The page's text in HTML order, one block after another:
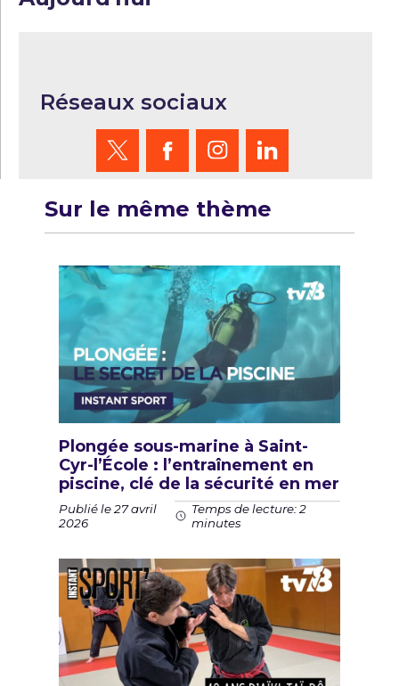
Réseaux sociaux
Sur le même thème
Plongée sous-marine à Saint-
Cyr-l’École : l’entraînement en
piscine, clé de la sécurité en mer
Publié le 27 avril
2026
Temps de lecture: 2
minutes